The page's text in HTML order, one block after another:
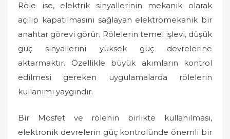
Röle ise, elektrik sinyallerinin mekanik olarak
açılıp kapatılmasını sağlayan elektromekanik bir
anahtar görevi görür. Rölelerin temel işlevi, düşük
güç sinyallerini yüksek güç devrelerine
aktarmaktır. Özellikle büyük akımların kontrol
edilmesi gereken uygulamalarda rölelerin
kullanımı yaygındır.
Bir Mosfet ve rölenin birlikte kullanılması,
elektronik devrelerin güç kontrolünde önemli bir